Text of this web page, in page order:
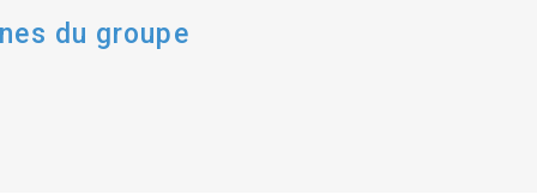
du groupe